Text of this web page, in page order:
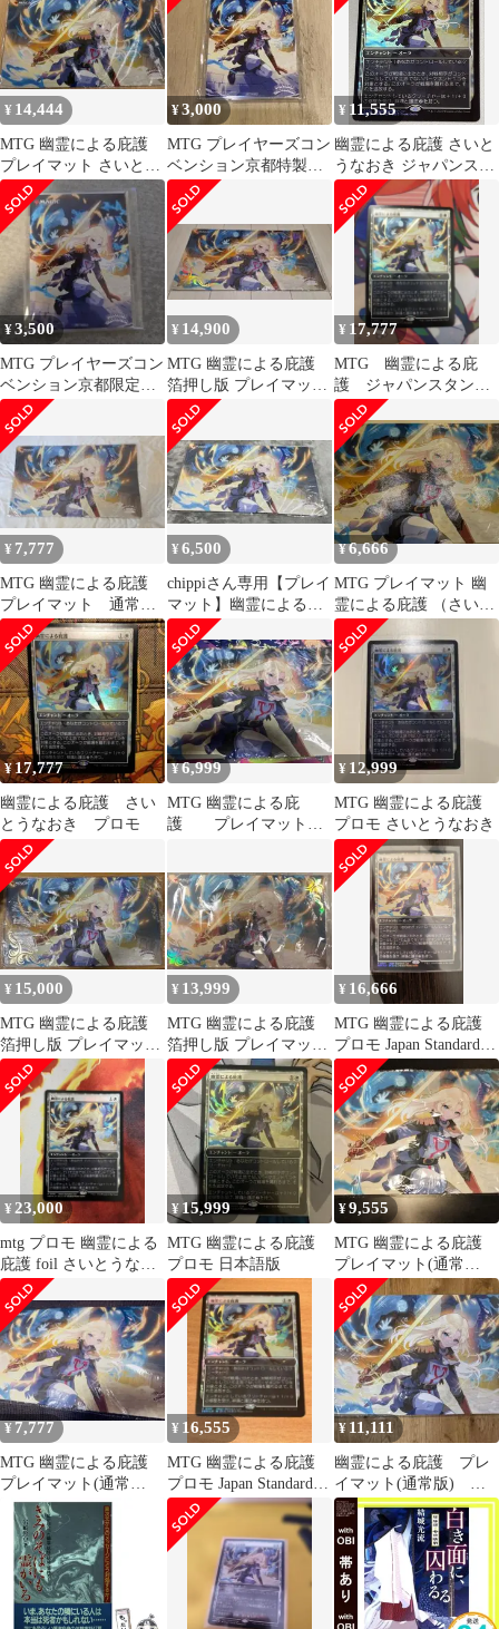
¥ 14,444
MTG 幽霊による庇護
プレイマット さいとう
なおき
¥3,000
MTG プレイヤーズコン
ベンション京都特製・
プロテクター 幽霊に
よる庇護
¥ 11,555
幽霊による庇護 さいと
うなおき ジャパンスタ
ンダードカッププロモ
¥3,500
MTG プレイヤーズコン
ベンション京都限定・
幽霊による庇護 プロ
テクター
¥ 14,900
MTG 幽霊による庇護
箔押し版 プレイマット
さいとうなおき
¥ 17,777
MTG 幽霊による庇
護 ジャパンスタンダ
ードカップ さいとうな
おき
¥ 7,777
MTG 幽霊による庇護
プレイマット 通常
版 さいとうなおき
¥6,500
chippiさん専用【プレイ
マット】幽霊による庇
護 通常版 さいとう
なおき
¥6,666
MTG プレイマット 幽
霊による庇護 （さいと
うなおき）
¥17,777
幽霊による庇護 さい
とうなおき プロモ
¥6,999
MTG 幽霊による庇
護 プレイマット
¥ 12,999
MTG 幽霊による庇護
プロモ さいとうなおき
¥ 15,000
MTG 幽霊による庇護
箔押し版 プレイマット
さいとうなおき
¥ 13,999
MTG 幽霊による庇護
箔押し版 プレイマット
さいとうなおき
¥ 16,666
MTG 幽霊による庇護
プロモ Japan Standard
Cup
¥ 23,000
mtg プロモ 幽霊による
庇護 foil さいとうなお
き
¥ 15,999
MTG 幽霊による庇護
プロモ 日本語版
¥9,555
MTG 幽霊による庇護
プレイマット(通常
版) さいとうなおき
¥ 7,777
MTG 幽霊による庇護
プレイマット(通常
版) さいとうなおき
花を手入れする者
¥ 16,555
MTG 幽霊による庇護
プロモ Japan Standard
Cup
¥ 11,111
幽霊による庇護 プレ
イマット(通常版) さ
いとうなおき